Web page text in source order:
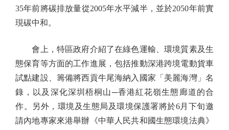
35年前將碳排放量從2005年水平減半，並於2050年前實
現碳中和。
會上，特區政府介紹了在綠色運輸、環境質素及生
態保育等方面的工作進展，包括推動深港跨境電動貨車
試點建設、籌備將西貢牛尾海納入國家「美麗海灣」名
錄，以及深化深圳梧桐山─香港紅花嶺生態廊道的合
作。另外，環境及生態局及環境保護署將於6月下旬邀
請內地專家來港舉辦《中華人民共和國生態環境法典》